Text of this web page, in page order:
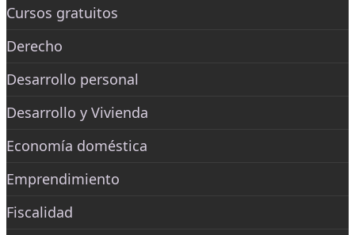
Cursos gratuitos
Derecho
Desarrollo personal
Desarrollo y Vivienda
Economía doméstica
Emprendimiento
Fiscalidad